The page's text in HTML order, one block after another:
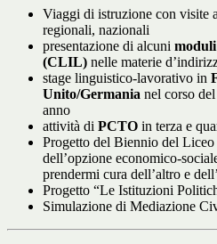
Viaggi di istruzione con visite
regionali, nazionali
presentazione di alcuni
(CLIL) nelle materie
stage linguistico-lavorativo in
Unito/Germania nel corso
anno
attività di PCTO in terza e
Progetto del Biennio del
dell’opzione economico-
prendermi cura dell’altro e
Progetto “Le Istituzioni
Simulazione di Mediazione